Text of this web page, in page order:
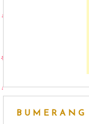
BUMERANG